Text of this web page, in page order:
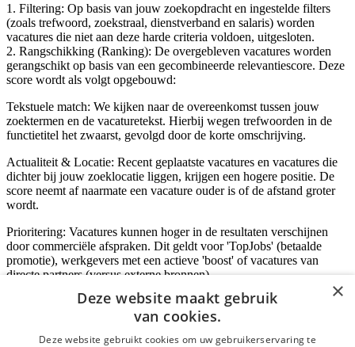
1. Filtering: Op basis van jouw zoekopdracht en ingestelde filters
(zoals trefwoord, zoekstraal, dienstverband en salaris) worden
vacatures die niet aan deze harde criteria voldoen, uitgesloten.
2. Rangschikking (Ranking): De overgebleven vacatures worden
gerangschikt op basis van een gecombineerde relevantiescore. Deze
score wordt als volgt opgebouwd:
Tekstuele match: We kijken naar de overeenkomst tussen jouw
zoektermen en de vacaturetekst. Hierbij wegen trefwoorden in de
functietitel het zwaarst, gevolgd door de korte omschrijving.
Actualiteit & Locatie: Recent geplaatste vacatures en vacatures die
dichter bij jouw zoeklocatie liggen, krijgen een hogere positie. De
score neemt af naarmate een vacature ouder is of de afstand groter
wordt.
Prioritering: Vacatures kunnen hoger in de resultaten verschijnen
door commerciële afspraken. Dit geldt voor 'TopJobs' (betaalde
promotie), werkgevers met een actieve 'boost' of vacatures van
directe partners (versus externe bronnen).
Inloggen als bedrijf
×
Deze website maakt gebruik
van cookies.
Deze website gebruikt cookies om uw gebruikerservaring te